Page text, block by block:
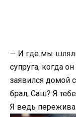
— И где мы
супруга, когда
заявился домой
брал, Саш? Я
Я ведь